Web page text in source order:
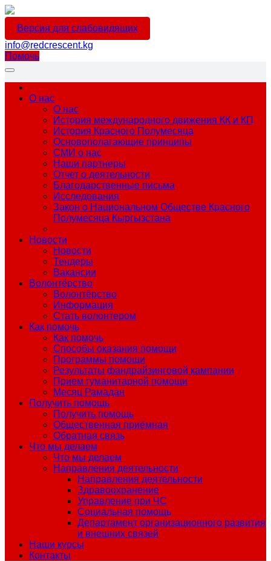
Версия для слабовидящих
info@redcrescent.kg
Помочь
О нас
О нас
История международного движения КК и КП
История Красного Полумесяца
Основополагающие принципы
СМИ о нас
Наши партнеры
Отчет о деятельности
Благодарственные письма
Исследования
Закон о Национальном Обществе Красного
Полумесяца Кыргызстана
Новости
Новости
Тендеры
Вакансии
Волонтёрство
Волонтёрство
Информация
Стать волонтером
Как помочь
Как помочь
Способы оказания помощи
Программы помощи
Результаты фандрайзинговой кампании
Прием гуманитарной помощи
Месяц Рамадан
Получить помощь
Получить помощь
Общественная приёмная
Обратная связь
Что мы делаем
Что мы делаем
Направления деятельности
Направления деятельности
Здравоохранение
Управление при ЧС
Социальная помощь
Департамент организационного развития
и внешних связей
Наши курсы
Контакты